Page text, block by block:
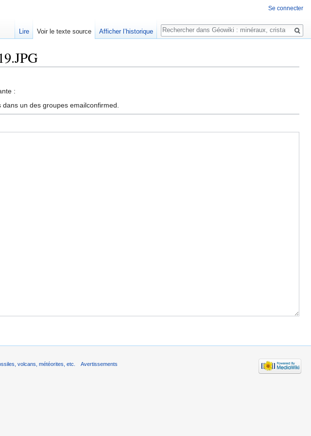
:
un des groupes emailconfirmed.
Se connecter
Lire Voir le texte source Afficher l’historique
Rechercher
volcans, météorites, etc. Avertissements